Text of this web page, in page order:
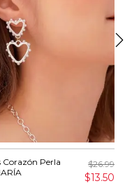
Corazón Perla
$26.99
$13.50